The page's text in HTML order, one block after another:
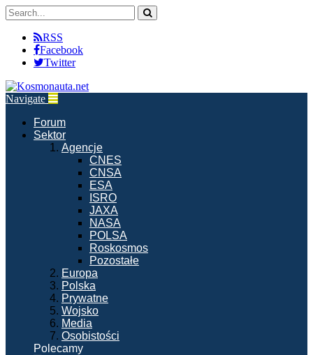
RSS
Facebook
Twitter
Navigate
Forum
Sektor
Agencje
CNES
CNSA
ESA
ISRO
JAXA
NASA
POLSA
Roskosmos
Pozostałe
Europa
Polska
Prywatne
Wojsko
Media
Osobistości
Polecamy